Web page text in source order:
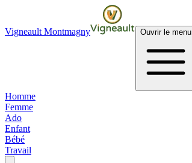
Vigneault Montmagny Ouvrir le menu
Homme
Femme
Ado
Enfant
Bébé
Travail